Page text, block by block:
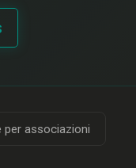
associazioni